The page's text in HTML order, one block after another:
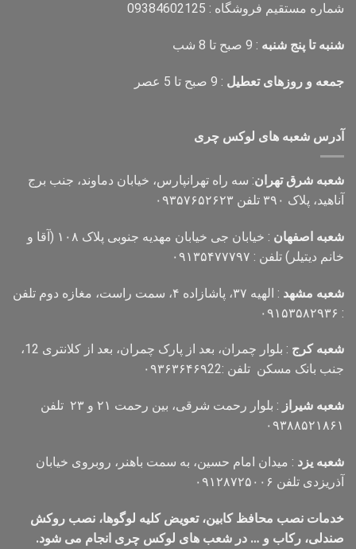
شماره مستقیم فروشگاه : 09384602125
شنبه تا پنج شنبه : 9 صبح تا 8 شب
جمعه و روزهای تعطیل : 9 صبح تا 5 عصر
آدرس شعبه های لوکس چری
شعبه شرق تهران: سه راه تهرانپارس، خیابان دماوند، جنب برج
آناهید، پلاک ۳۹۰ تلفن ۰۹۳۵۷۶۵۲۶۲۳
شعبه اصفهان
: خیابان جی خیابان مهدیه جنوبی پلاک ۱۰۸ (آقا و
خانم دیتیلر) تلفن : ۰۹۱۳۵۴۷۷۷۹۷
شعبه مشهد
: الهیه ۳۷، پاشازاده ۴، سمت راست، مغازه دوم تلفن
: ۰۹۱۵۳۵۸۲۹۳۶
شعبه کرج
: بلوار چمران، بعد از پارک چمران، بعد از کلانتری 12،
جنب بانک مسکن تلفن :۰۹۳۶۳۶۴۶۹22
شعبه شیراز
: بلوار رحمت شرقی، بین رحمت ۲۱ و ۲۳ تلفن
۰۹۳۸۸۵۲۱۸۶۱
شعبه یزد : میدان امام حسین، به سمت باهنر، روبروی خیابان
آذریزدی تلفن ۰۹۱۲۸۷۲۵۰۰۶
خدمات نصب محافظ کابین، تعویض کلیه لوگوها، نصب روکش
صندلی، رکاب و … در شعب های لوکس چری انجام می شود.